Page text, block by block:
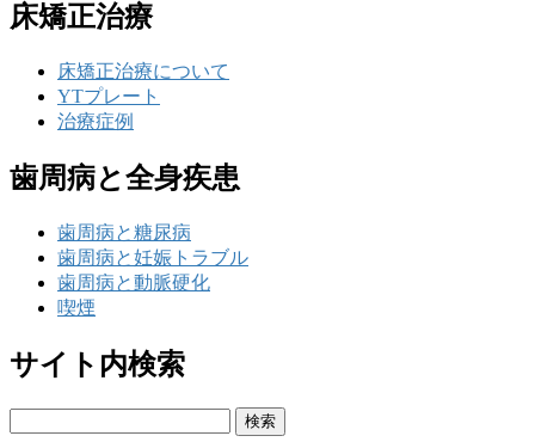
床矯正治療
床矯正治療について
YTプレート
治療症例
歯周病と全身疾患
歯周病と糖尿病
歯周病と妊娠トラブル
歯周病と動脈硬化
喫煙
サイト内検索